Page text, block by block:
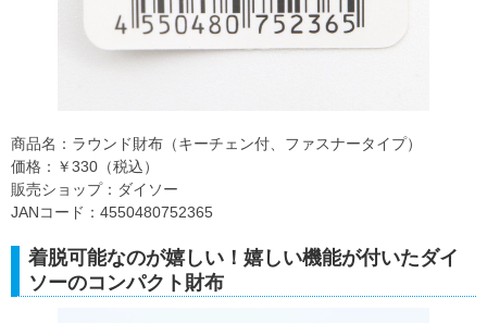
商品名：ラウンド財布（キーチェン付、ファスナータイプ）
価格：￥330（税込）
販売ショップ：ダイソー
JANコード：4550480752365
着脱可能なのが嬉しい！嬉しい機能が付いたダイ
ソーのコンパクト財布